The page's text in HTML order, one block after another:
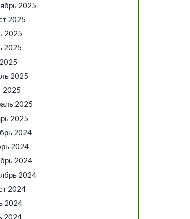
2025
2025
2025
2025
2025
2025
2025
2025
2024
2024
2024
2024
2024
2024
2024